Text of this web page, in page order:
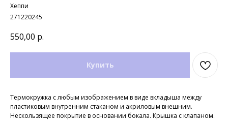
Хеппи
271220245
550,00 р.
Купить
Термокружка с любым изображением в виде вкладыша между
пластиковым внутренним стаканом и акриловым внешним.
Нескользящее покрытие в основании бокала. Крышка с клапаном.